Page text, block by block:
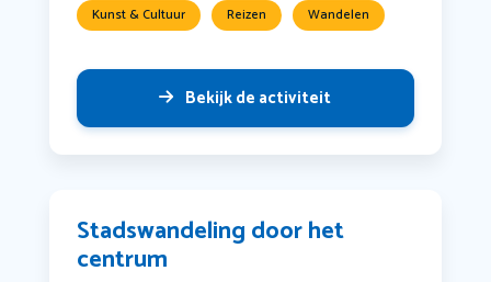
Kunst & Cultuur Reizen Wandelen
Bekijk de activiteit
Stadswandeling door het
centrum